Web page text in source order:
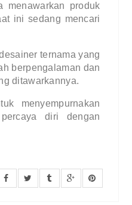
menawarkan produk
ini sedang mencari
ternama yang
berpengalaman dan
ditawarkannya.
menyempurnakan
diri dengan